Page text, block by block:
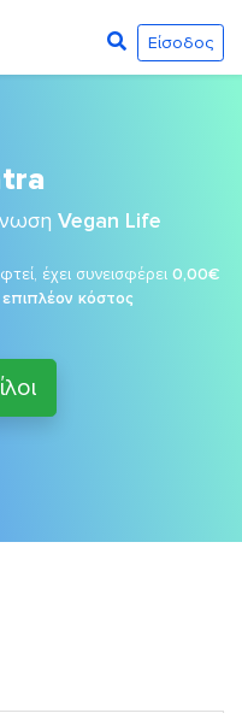
Είσοδος
Vegan Life
έχει συνεισφέρει 0,00€
κόστος